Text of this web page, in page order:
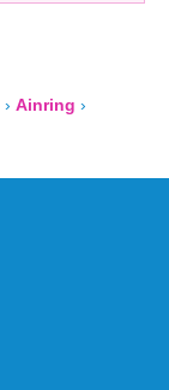
› Ainring ›